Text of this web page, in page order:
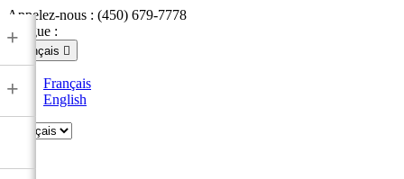
Appelez-nous : (450) 679-7778
Langue :
Français 
Français
English
+
+